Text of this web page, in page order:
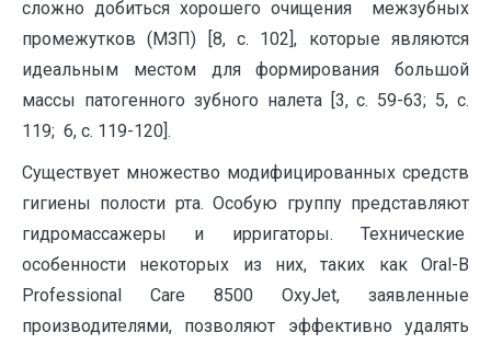
сложно добиться хорошего очищения межзубных
промежутков (МЗП) [8, с. 102], которые являются
идеальным местом для формирования большой
массы патогенного зубного налета [3, с. 59-63; 5, с.
119; 6, с. 119-120].
Существует множество модифицированных средств
гигиены полости рта. Особую группу представляют
гидромассажеры и ирригаторы. Технические
особенности некоторых из них, таких как Oral-B
Professional Care 8500 OxyJet, заявленные
производителями, позволяют эффективно удалять